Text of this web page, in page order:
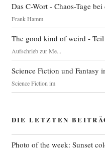
Das C-Wort - Chaos-Tage
Frank Hamm
The good kind of weird -
Aufschrieb zur Me...
Science Fiction und Fantasy
Science Fiction im
DIE LETZTEN
Photo of the week: Sunset